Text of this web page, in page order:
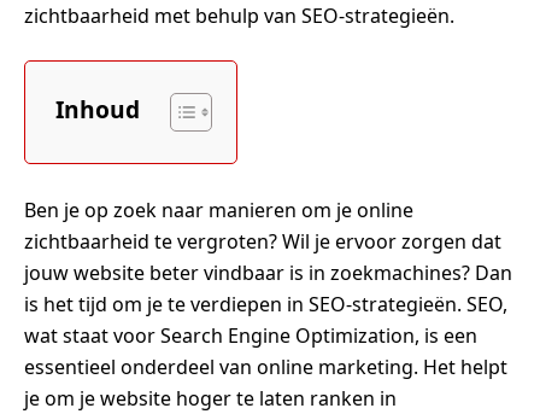
zichtbaarheid met behulp van SEO-strategieën.
Inhoud
Ben je op zoek naar manieren om je online
zichtbaarheid te vergroten? Wil je ervoor zorgen dat
jouw website beter vindbaar is in zoekmachines? Dan
is het tijd om je te verdiepen in SEO-strategieën. SEO,
wat staat voor Search Engine Optimization, is een
essentieel onderdeel van online marketing. Het helpt
je om je website hoger te laten ranken in